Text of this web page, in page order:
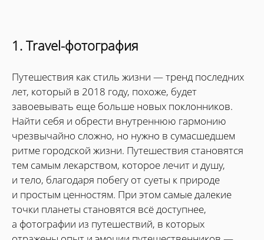
1. Travel-фотография
Путешествия как стиль жизни — тренд последних
лет, который в 2018 году, похоже, будет
завоевывать еще больше новых поклонников.
Найти себя и обрести внутреннюю гармонию
чрезвычайно сложно, но нужно в сумасшедшем
ритме городской жизни. Путешествия становятся
тем самым лекарством, которое лечит и душу,
и тело, благодаря побегу от суеты к природе
и простым ценностям. При этом самые далекие
точки планеты становятся всё доступнее,
а фотографии из путешествий, в которых